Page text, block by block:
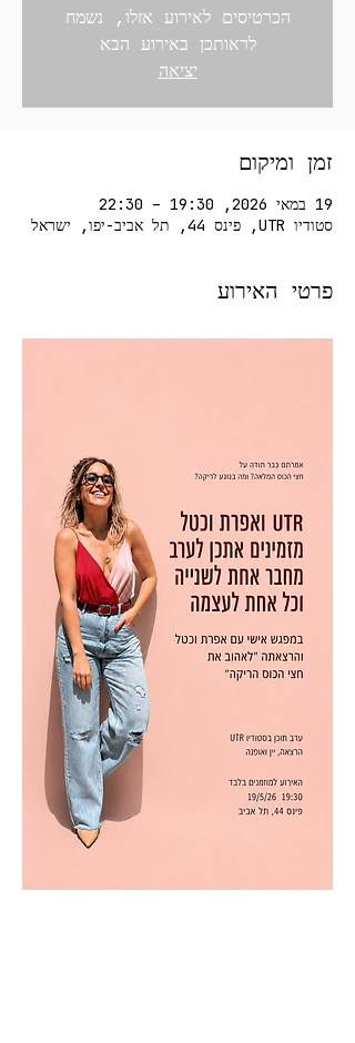
הכרטיסים לאירוע אזלו, נשמח
לראותכן באירוע הבא
יציאה
זמן ומיקום
19 במאי 2026, 19:30 – 22:30
סטודיו UTR, פינס 44, תל אביב-יפו, ישראל
פרטי האירוע